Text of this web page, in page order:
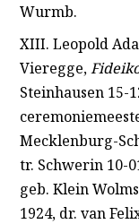
Wurmb.
XIII. Leopold
Vieregge,
Steinhausen 15-
Mecklenburg-
tr. Schwerin 10-
geb. Klein
1924, dr. van